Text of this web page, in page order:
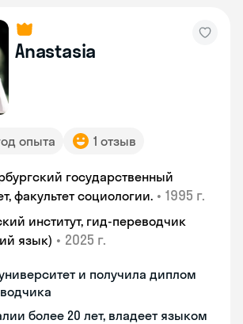
Anastasia
опыта 1 отзыв
государственный
факультет социологии. • 1995 г.
институт, гид-переводчик
язык) • 2025 г.
и получила диплом
более 20 лет, владеет языком